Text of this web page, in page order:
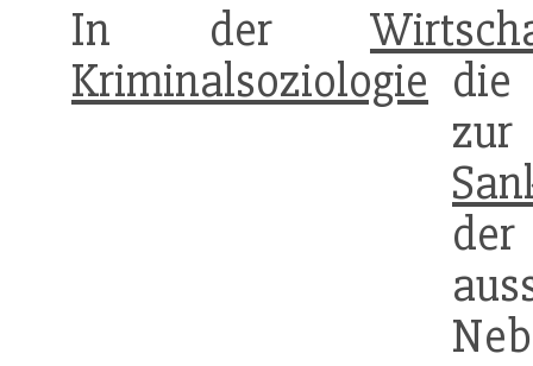
In der
Kriminalsoziologie die